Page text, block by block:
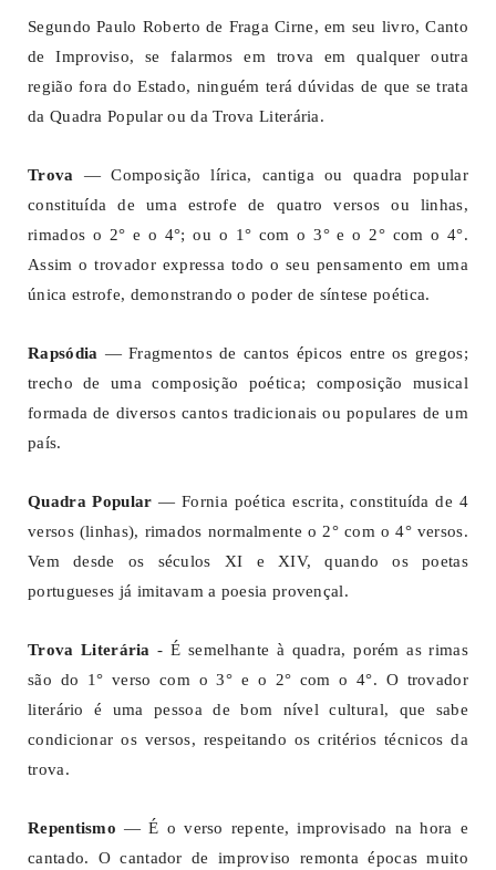
Segundo Paulo Roberto de Fraga Cirne, em seu livro, Canto
de Improviso, se falarmos em trova em qualquer outra
região fora do Estado, ninguém terá dúvidas de que se trata
da Quadra Popular ou da Trova Literária.
Trova — Composição lírica, cantiga ou quadra popular
constituída de uma estrofe de quatro versos ou linhas,
rimados o 2° e o 4°; ou o 1° com o 3° e o 2° com o 4°.
Assim o trovador expressa todo o seu pensamento em uma
única estrofe, demonstrando o poder de síntese poética.
Rapsódia — Fragmentos de cantos épicos entre os gregos;
trecho de uma composição poética; composição musical
formada de diversos cantos tradicionais ou populares de um
país.
Quadra Popular — Fornia poética escrita, constituída de 4
versos (linhas), rimados normalmente o 2° com o 4° versos.
Vem desde os séculos XI e XIV, quando os poetas
portugueses já imitavam a poesia provençal.
Trova Literária - É semelhante à quadra, porém as rimas
são do 1° verso com o 3° e o 2° com o 4°. O trovador
literário é uma pessoa de bom nível cultural, que sabe
condicionar os versos, respeitando os critérios técnicos da
trova.
Repentismo — É o verso repente, improvisado na hora e
cantado. O cantador de improviso remonta épocas muito